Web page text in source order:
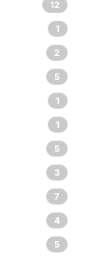
12
1
2
5
1
1
5
3
7
4
5